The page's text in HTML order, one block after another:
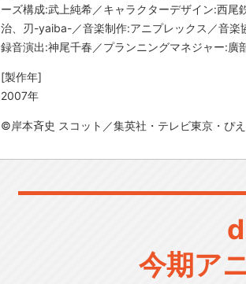
ーズ構成:武上純希／キャラクターデザイン:西
治、刃-yaiba-／音楽制作:アニプレックス／音楽
録音演出:神尾千春／プランニングマネジャー:
[製作年]
2007年
©岸本斉史 スコット／集英社・テレビ東京・ぴ
今期ア